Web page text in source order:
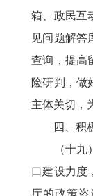
箱、政民互
见问题解答
查询，提高
险研判，做
主体关切，
四、积极
（十九）
口建设力度
厅的政策